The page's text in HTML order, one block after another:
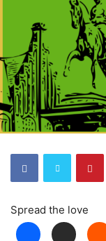
Spread the love